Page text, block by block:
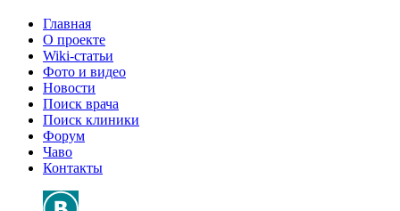
Главная
О проекте
Wiki-статьи
Фото и видео
Новости
Поиск врача
Поиск клиники
Форум
Чаво
Контакты